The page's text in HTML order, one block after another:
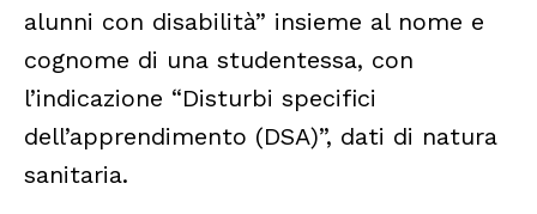
alunni con disabilità” insieme al nome e
cognome di una studentessa, con
l’indicazione “Disturbi specifici
dell’apprendimento (DSA)”, dati di natura
sanitaria.